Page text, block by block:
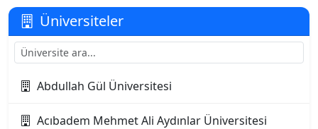
Üniversiteler
Abdullah Gül Üniversitesi
Acıbadem Mehmet Ali Aydınlar Üniversitesi